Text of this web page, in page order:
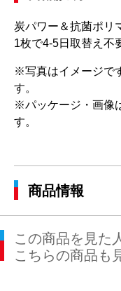
炭パワー＆抗菌ポリ
1枚で4-5日取替え不
※写真はイメージで
す。
※パッケージ・画像
す。
商品情報
この商品を見た
こちらの商品も